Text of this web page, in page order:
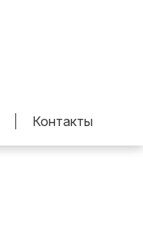
Контакты